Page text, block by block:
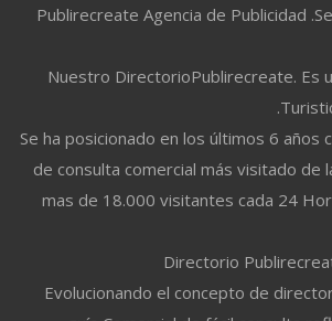
Publirecreate Agencia de Publicidad
Nuestro DirectorioPublirecreate. Es
Se ha posicionado en los últimos 6 años
de consulta comercial más visitado de
mas de 18.000 visitantes cada 24
Directorio
Evolucionando el concepto de